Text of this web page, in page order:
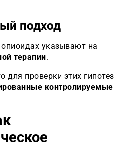
подход
указывают на
терапии.
для проверки этих гипотез
контролируемые